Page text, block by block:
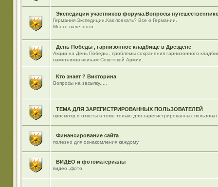
Экспедиции участников форума.Вопросы
Германия.Экспедиции.Как поехать? Все о Германии.
Много полезного .
День Победы , гарнизонное кладбище в Дрездене
Акции на День Победы , проблемы сохранения гарнизонного
памятников воинам Советской Армии.
Кто знает ? Викторина
Вопросы на засыпку.....
ТЕМА ДЛЯ ЗАРЕГИСТРИРОВАННЫХ ПОЛЬЗОВАТЕЛЕЙ
просмотр и ответы в теме только для зарегистрированных
Финансирование сайта
полезно для ознакомления каждому
ВИДЕО и фотоматериалы
видео ,фото